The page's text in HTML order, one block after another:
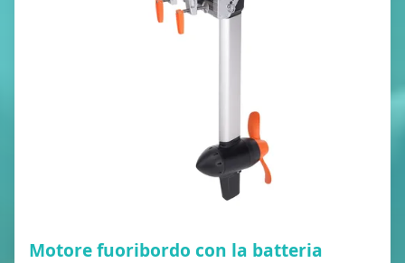
Motore fuoribordo con la batteria